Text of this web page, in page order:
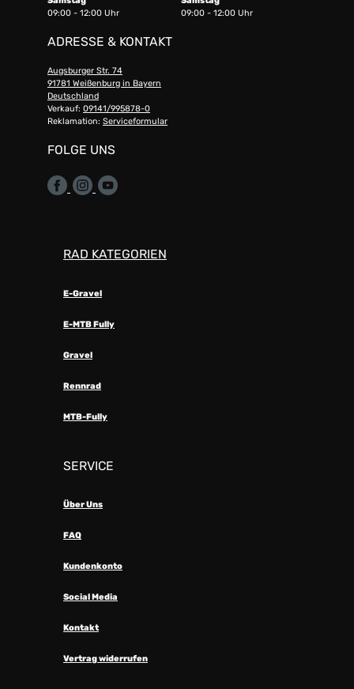
09:00 - 12:00 Uhr
09:00 - 12:00 Uhr
ADRESSE & KONTAKT
Augsburger Str. 74
91781 Weißenburg in Bayern
Deutschland
Verkauf: 09141/995878-0
Reklamation: Serviceformular
FOLGE UNS
RAD KATEGORIEN
E-Gravel
E-MTB Fully
Gravel
Rennrad
MTB-Fully
SERVICE
Über Uns
FAQ
Kundenkonto
Social Media
Kontakt
Vertrag widerrufen